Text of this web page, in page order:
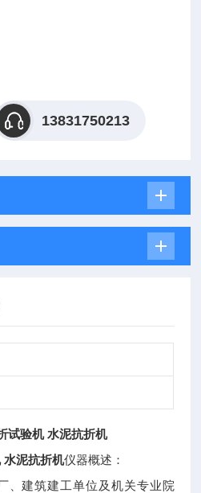
验机标尺有专为水泥软练胶砂抗折
13831750213
试验机 水泥抗折机
水泥抗折机仪器概述：
、建筑建工单位及机关专业院